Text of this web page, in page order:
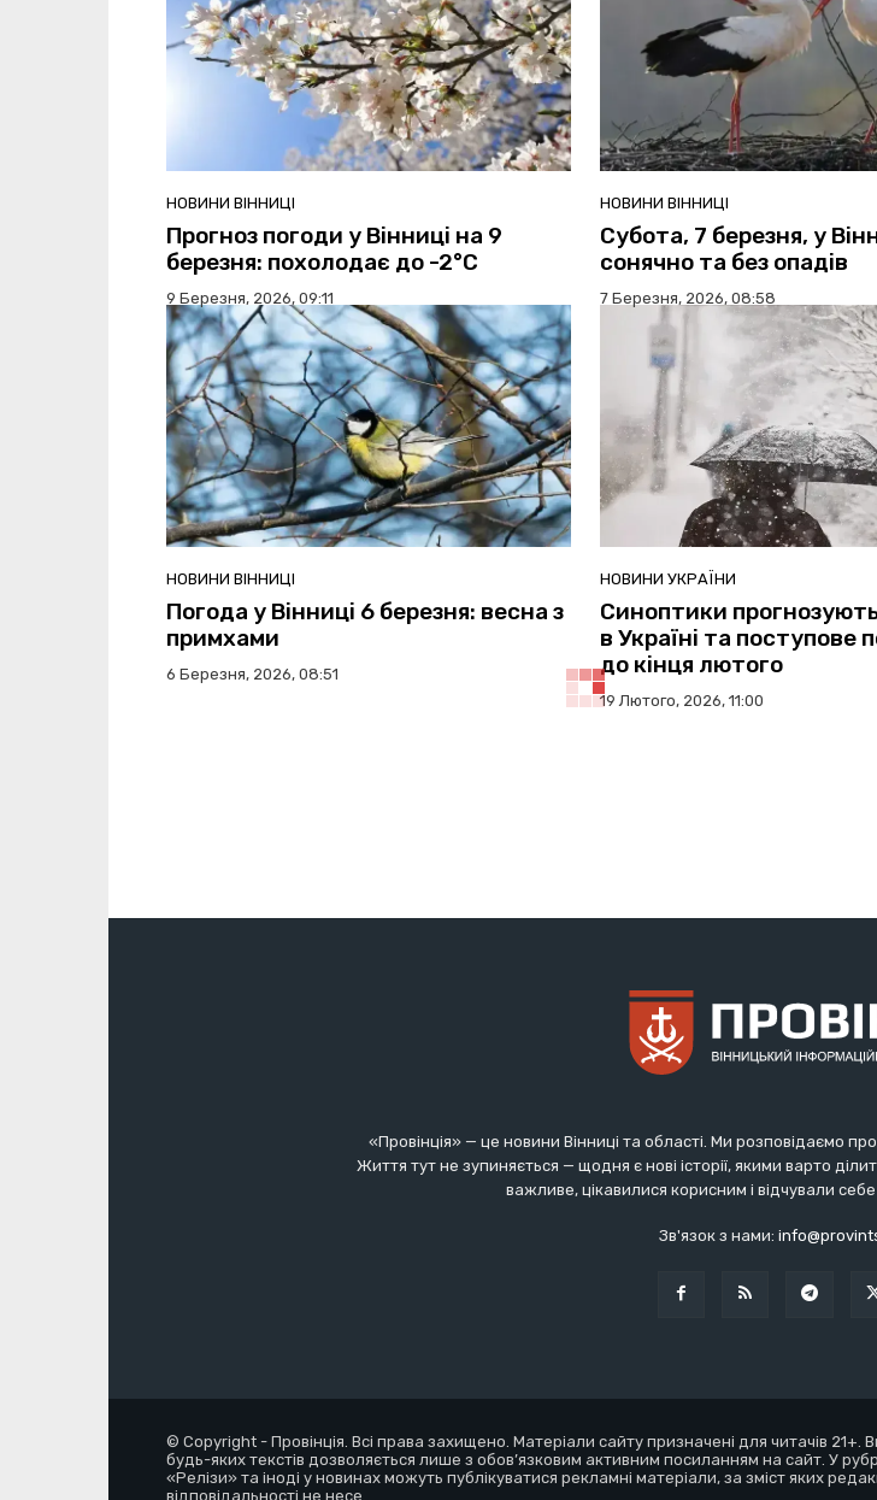
НОВИНИ ВІННИЦІ
Прогноз погоди у Вінниці на 9
березня: похолодає до -2°C
9 Березня, 2026, 09:11
НОВИНИ ВІННИЦІ
Субота, 7 березня, у
сонячно та без опадів
7 Березня, 2026, 08:58
НОВИНИ ВІННИЦІ
Погода у Вінниці 6 березня: весна з
примхами
6 Березня, 2026, 08:51
НОВИНИ УКРАЇНИ
Синоптики
в Україні та поступове
до кінця лютого
19 Лютого, 2026, 11:00
«Провінція» — це новини Вінниці та області. Ми розповідаємо
Життя тут не зупиняється — щодня є нові історії, якими варто
важливе, цікавилися корисним і відчували
Зв'язок з нами:
© Copyright - Провінція. Всі права захищено. Матеріали сайту призначені для читачів 21+.
будь-яких текстів дозволяється лише з обов’язковим активним посиланням на сайт. У
«Релізи» та іноді у новинах можуть публікуватися рекламні матеріали, за зміст яких
відповідальності не несе.